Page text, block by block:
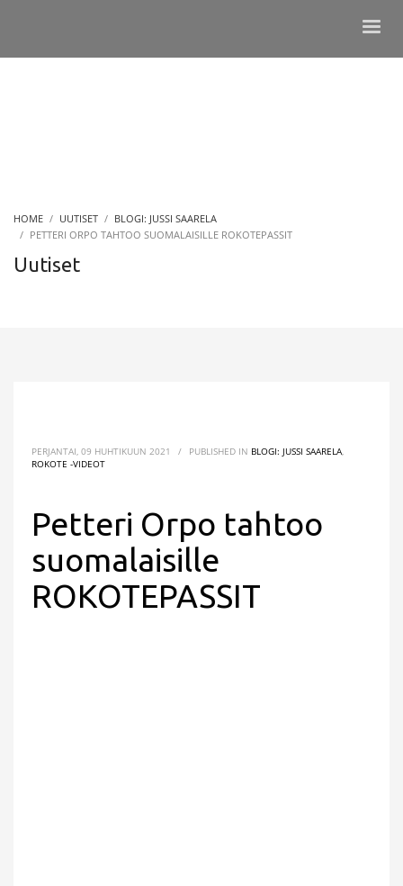
HOME UUTISET
BLOGI: JUSSI SAARELA
PETTERI ORPO TAHTOO SUOMALAISILLE ROKOTEPASSIT
Uutiset
PERJANTAI, 09 HUHTIKUUN 2021 / PUBLISHED IN BLOGI: JUSSI SAARELA
ROKOTE -VIDEOT
Petteri Orpo tahtoo
suomalaisille
ROKOTEPASSIT